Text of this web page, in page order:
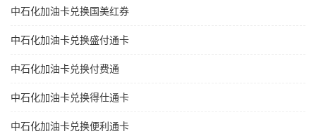
中石化加油卡兑换国美红券
中石化加油卡兑换盛付通卡
中石化加油卡兑换付费通
中石化加油卡兑换得仕通卡
中石化加油卡兑换便利通卡